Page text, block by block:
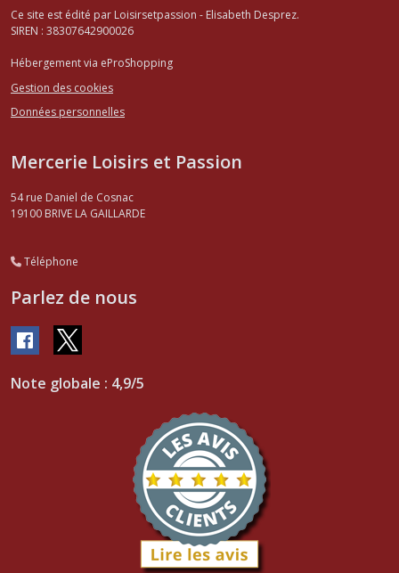
Ce site est édité par Loisirsetpassion - Elisabeth Desprez.
SIREN : 38307642900026
Hébergement via eProShopping
Gestion des cookies
Données personnelles
Mercerie Loisirs et Passion
54 rue Daniel de Cosnac
19100 BRIVE LA GAILLARDE
Téléphone
Parlez de nous
Note globale : 4,9/5